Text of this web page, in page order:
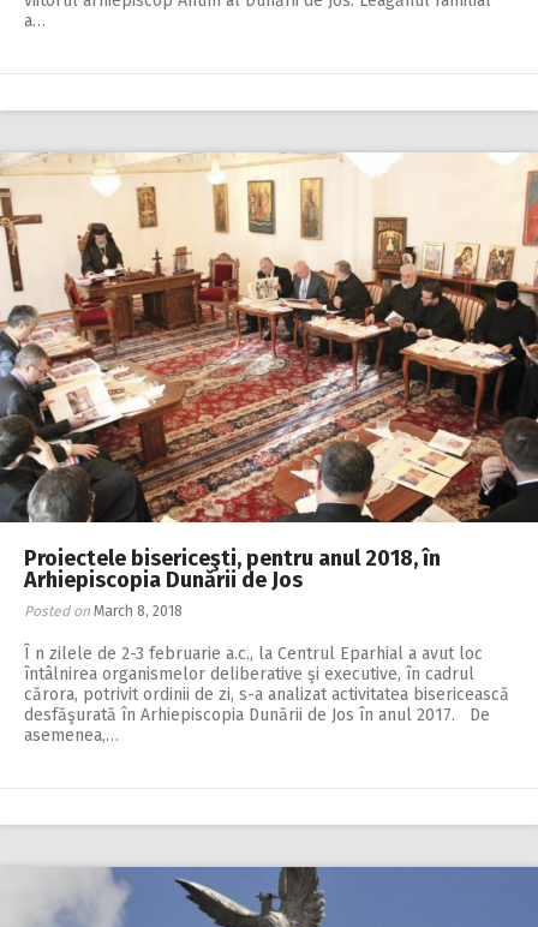
a…
Proiectele bisericeşti, pentru anul 2018, în
Arhiepiscopia Dunării de Jos
Posted on March 8, 2018
Î n zilele de 2-3 februarie a.c., la Centrul Eparhial a avut loc
întâlnirea organismelor deliberative şi executive, în cadrul
cărora, potrivit ordinii de zi, s-a analizat activitatea bisericească
desfăşurată în Arhiepiscopia Dunării de Jos în anul 2017. De
asemenea,…